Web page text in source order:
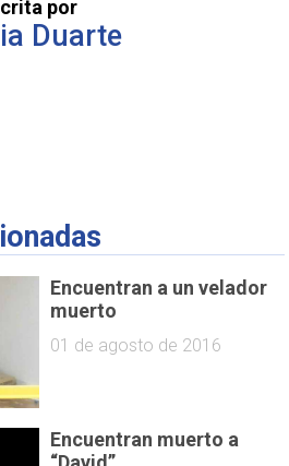
por
Duarte
Encuentran a un velador
muerto
01 de agosto de 2016
Encuentran muerto a